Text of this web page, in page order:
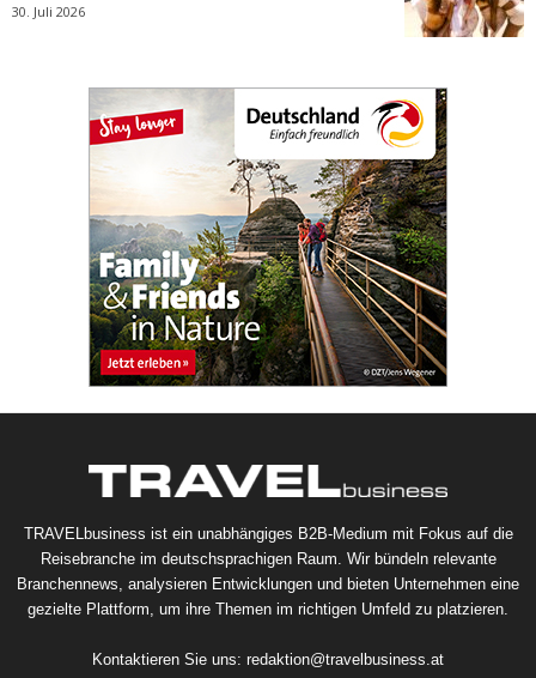
30. Juli 2026
TRAVELbusiness ist ein unabhängiges B2B-Medium mit Fokus auf die
Reisebranche im deutschsprachigen Raum. Wir bündeln relevante
Branchennews, analysieren Entwicklungen und bieten Unternehmen eine
gezielte Plattform, um ihre Themen im richtigen Umfeld zu platzieren.
Kontaktieren Sie uns: redaktion@travelbusiness.at